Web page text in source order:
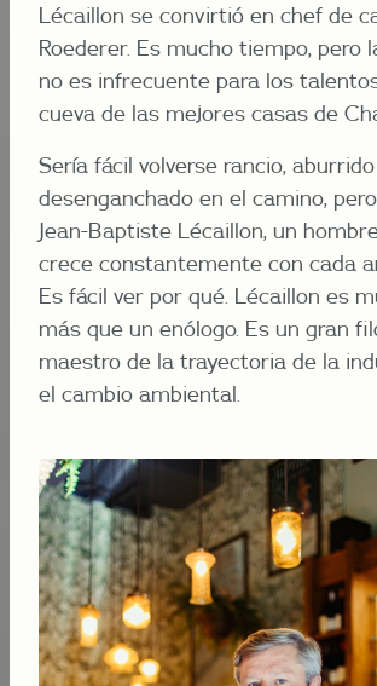
Lécaillon se convirtió en chef de
Roederer. Es mucho tiempo, pero
no es infrecuente para los
cueva de las mejores casas de
Sería fácil volverse rancio,
desenganchado en el camino,
Jean-Baptiste Lécaillon, un
crece constantemente con cada
Es fácil ver por qué. Lécaillon es
más que un enólogo. Es un gran
maestro de la trayectoria de la
el cambio ambiental.